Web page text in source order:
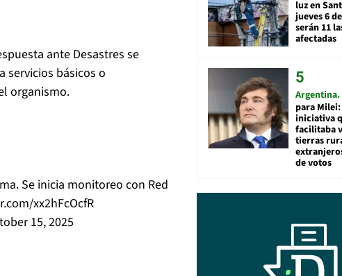
ante Desastres se
servicios básicos o
organismo.
Se inicia monitoreo con Red
xx2hFcOcfR
15, 2025
luz en
jueves 6
serán 11
afectadas
Argentina
para
iniciativa
facilitaba
tierras
de votos